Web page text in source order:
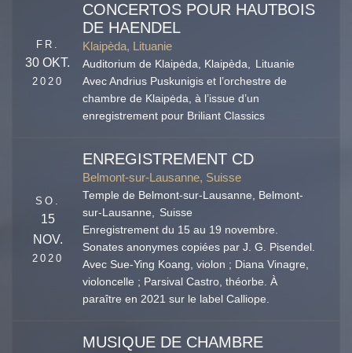
FR.
30 OKT.
2020
CONCERTOS POUR HAUTBOIS
DE HAENDEL
Klaipèda, Lituanie
Auditorium de Klaipėda, Klaipèda, Lituanie
Avec Andrius Puskunigis et l’orchestre de
chambre de Klaipėda, à l’issue d’un
enregistrement pour Briliant Classics
SO.
15
NOV.
2020
ENREGISTREMENT CD
Belmont-sur-Lausanne, Suisse
Temple de Belmont-sur-Lausanne, Belmont-
sur-Lausanne, Suisse
Enregistrement du 15 au 19 novembre.
Sonates anonymes copiées par J. G. Pisendel.
Avec Sue-Ying Koang, violon ; Diana Vinagre,
violoncelle ; Parsival Castro, théorbe. À
paraître en 2021 sur le label Calliope.
MUSIQUE DE CHAMBRE